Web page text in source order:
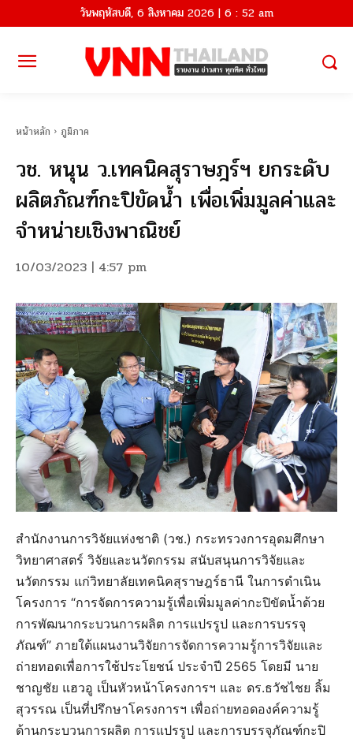
วันพฤหัสบดี, 6 สิงหาคม 2026 | 6 : 52 am
หน้าหลัก ภูมิภาค
วช. หนุน ว.เทคนิคสุราษฎร์ฯ ยกระดับ
ผลิตภัณฑ์กะปิขัดน้ำ เพื่อเพิ่มมูลค่าและ
จำหน่ายเชิงพาณิชย์
10/03/2023 | 4:57 pm
สำนักงานการวิจัยแห่งชาติ (วช.) กระทรวงการอุดมศึกษา
วิทยาศาสตร์ วิจัยและนวัตกรรม สนับสนุนการวิจัยและ
นวัตกรรม แก่วิทยาลัยเทคนิคสุราษฎร์ธานี ในการดำเนิน
โครงการ “การจัดการความรู้เพื่อเพิ่มมูลค่ากะปิขัดน้ำด้วย
การพัฒนากระบวนการผลิต การแปรรูป และการบรรจุ
ภัณฑ์” ภายใต้แผนงานวิจัยการจัดการความรู้การวิจัยและ
ถ่ายทอดเพื่อการใช้ประโยชน์ ประจำปี 2565 โดยมี นาย
ชาญชัย แฮวอู เป็นหัวหน้าโครงการฯ และ ดร.ธวัชไชย ลิ้ม
สุวรรณ เป็นที่ปรึกษาโครงการฯ เพื่อถ่ายทอดองค์ความรู้
ด้านกระบวนการผลิต การแปรรูป และการบรรจุภัณฑ์กะปิ